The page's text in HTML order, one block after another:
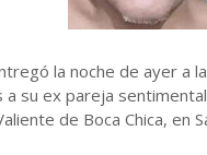
la noche de ayer a
a su ex pareja
de Boca Chica, en